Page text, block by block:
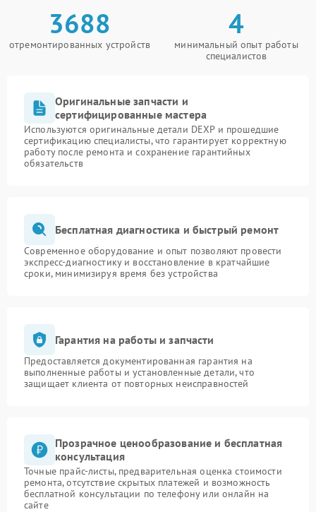
3688
отремонтированных устройств
4
минимальный опыт работы
специалистов
Оригинальные запчасти и
сертифицированные мастера
Используются оригинальные детали DEXP и прошедшие
сертификацию специалисты, что гарантирует корректную
работу после ремонта и сохранение гарантийных
обязательств
Бесплатная диагностика и быстрый ремонт
Современное оборудование и опыт позволяют провести
экспресс-диагностику и восстановление в кратчайшие
сроки, минимизируя время без устройства
Гарантия на работы и запчасти
Предоставляется документированная гарантия на
выполненные работы и установленные детали, что
защищает клиента от повторных неисправностей
Прозрачное ценообразование и бесплатная
консультация
Точные прайс-листы, предварительная оценка стоимости
ремонта, отсутствие скрытых платежей и возможность
бесплатной консультации по телефону или онлайн на
сайте